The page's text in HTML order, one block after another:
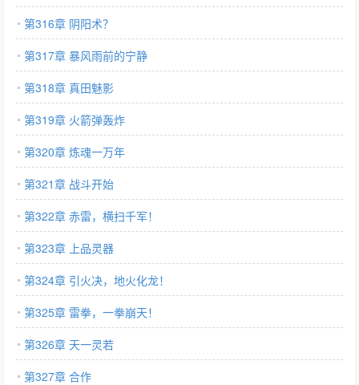
第316章 阴阳术？
第317章 暴风雨前的宁静
第318章 真田魅影
第319章 火箭弹轰炸
第320章 炼魂一万年
第321章 战斗开始
第322章 赤雷，横扫千军！
第323章 上品灵器
第324章 引火决，地火化龙！
第325章 雷拳，一拳崩天！
第326章 天一灵若
第327章 合作